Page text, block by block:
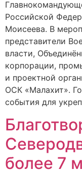
Российской
Моисеева. В
представители
власти,
корпорации,
и проектной
ОСК «Малахит».
события для
более 7